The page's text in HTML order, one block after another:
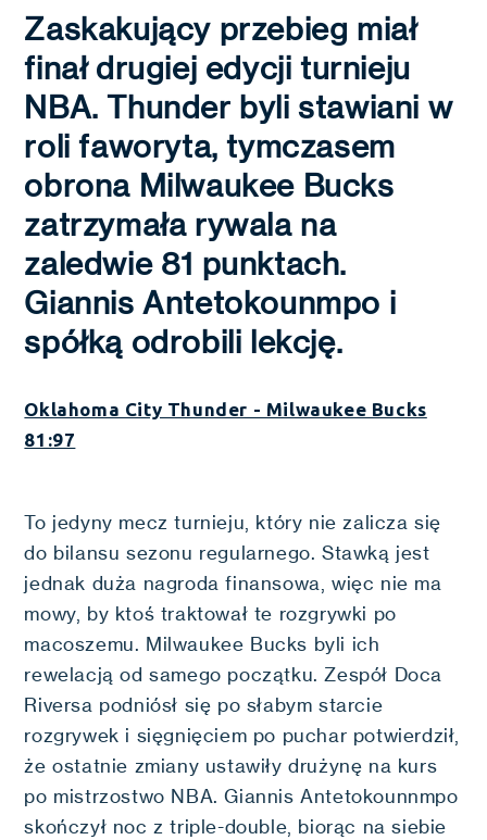
Zaskakujący przebieg miał
finał drugiej edycji turnieju
NBA. Thunder byli stawiani w
roli faworyta, tymczasem
obrona Milwaukee Bucks
zatrzymała rywala na
zaledwie 81 punktach.
Giannis Antetokounmpo i
spółką odrobili lekcję.
Oklahoma City Thunder - Milwaukee Bucks
81:97
To jedyny mecz turnieju, który nie zalicza się
do bilansu sezonu regularnego. Stawką jest
jednak duża nagroda finansowa, więc nie ma
mowy, by ktoś traktował te rozgrywki po
macoszemu. Milwaukee Bucks byli ich
rewelacją od samego początku. Zespół Doca
Riversa podniósł się po słabym starcie
rozgrywek i sięgnięciem po puchar potwierdził,
że ostatnie zmiany ustawiły drużynę na kurs
po mistrzostwo NBA. Giannis Antetokounnmpo
skończył noc z triple-double, biorąc na siebie